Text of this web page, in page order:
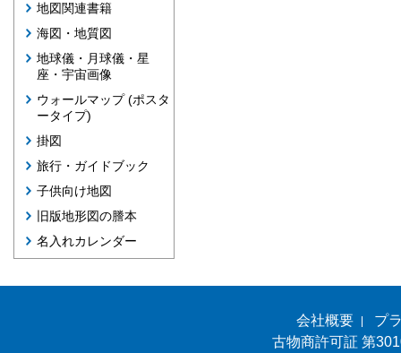
地図関連書籍
海図・地質図
地球儀・月球儀・星
座・宇宙画像
ウォールマップ (ポスタ
ータイプ)
掛図
旅行・ガイドブック
子供向け地図
旧版地形図の謄本
名入れカレンダー
会社概要
プ
古物商許可証 第